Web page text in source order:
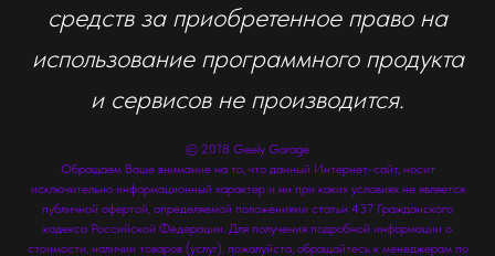
средств за приобретенное право на
использование программного продукта
и сервисов не производится.
© 2018 Geely Garage
Обращаем Ваше внимание на то, что данный Интернет-сайт, носит
исключительно информационный характер и ни при каких условиях не является
публичной офертой, определяемой положениями статьи 437 Гражданского
кодекса Российской Федерации. Для получения подробной информации о
стоимости, наличии товаров (услуг), пожалуйста, обращайтесь к менеджерам по